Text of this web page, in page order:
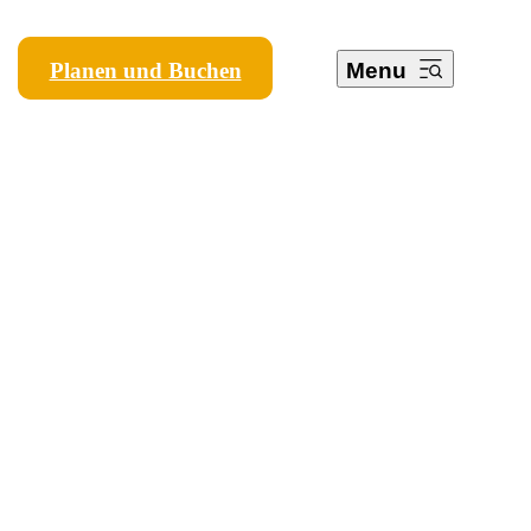
Planen und Buchen Menu